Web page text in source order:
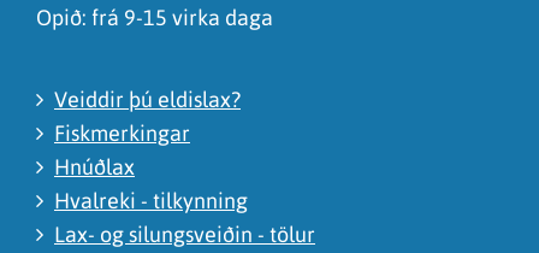
Opið: frá 9-15 virka daga
Veiddir þú eldislax?
Fiskmerkingar
Hnúðlax
Hvalreki - tilkynning
Lax- og silungsveiðin - tölur